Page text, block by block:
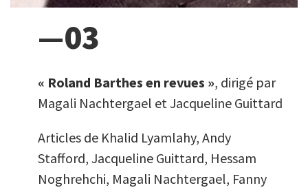
—03
« Roland Barthes en revues », dirigé par
Magali Nachtergael et Jacqueline Guittard
Articles de Khalid Lyamlahy, Andy
Stafford, Jacqueline Guittard, Hessam
Noghrehchi, Magali Nachtergael, Fanny